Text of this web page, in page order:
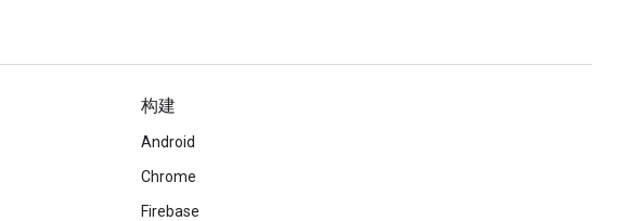
构建
Android
Chrome
Firebase